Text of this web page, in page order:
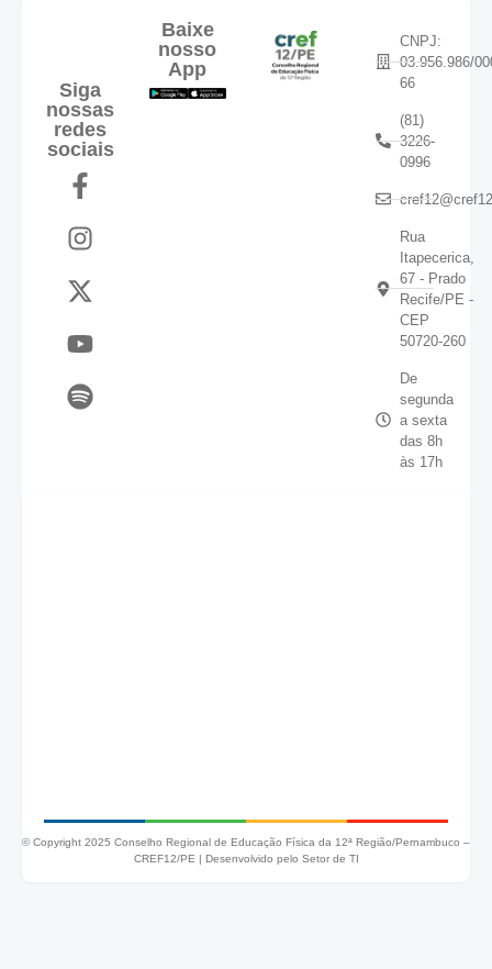
Siga
nossas
redes
sociais
Baixe
nosso
App
CNPJ:
03.956.986/
66
(81)
3226-
0996
Rua
Itapecerica,
67 - Prado
Recife/PE -
CEP
50720-260
De
segunda
a sexta
das 8h
às 17h
© Copyright 2025 Conselho Regional de Educação Física da 12ª Região/Pernambuco –
CREF12/PE | Desenvolvido pelo Setor de TI